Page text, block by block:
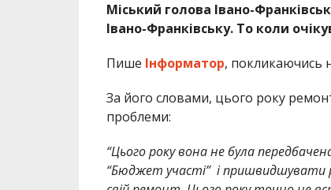
Міський голова Івано-
Івано-Франківську. То коли
Пише Інформатор, покликаючись
За його словами, цього року
проблеми:
“Цього року вона не була
“Бюджет участі” і пришвидшувати